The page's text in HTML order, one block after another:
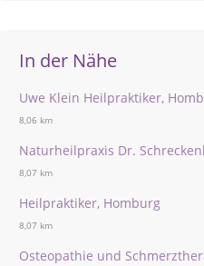
In der Nähe
Uwe Klein Heilpraktiker,
8,06 km
Naturheilpraxis Dr.
8,07 km
Heilpraktiker, Homburg
8,07 km
Osteopathie und